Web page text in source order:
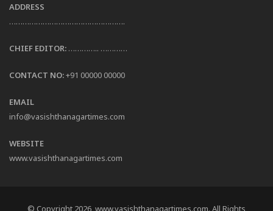
ADDRESS
…………………………………………….
CHIEF EDITOR: ………….. …………
CONTACT NO:+91 00000 00000
EMAIL
info@vasishthanagartimes.com
WEBSITE
www.vasishthanagartimes.com
© Copyright 2026, www.vasishthanagartimes.com. All Rights